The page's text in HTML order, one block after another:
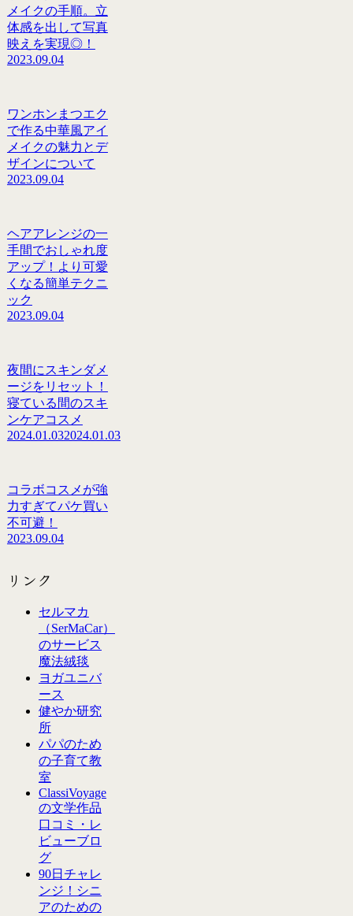
メイクの手順。立
体感を出して写真
映えを実現◎！
2023.09.04
ワンホンまつエク
で作る中華風アイ
メイクの魅力とデ
ザインについて
2023.09.04
ヘアアレンジの一
手間でおしゃれ度
アップ！より可愛
くなる簡単テクニ
ック
2023.09.04
夜間にスキンダメ
ージをリセット！
寝ている間のスキ
ンケアコスメ
2024.01.032024.01.03
コラボコスメが強
力すぎてパケ買い
不可避！
2023.09.04
リンク
セルマカ
（SerMaCar）
のサービス
魔法絨毯
ヨガユニバ
ース
健やか研究
所
パパのため
の子育て教
室
ClassiVoyage
の文学作品
口コミ・レ
ビューブロ
グ
90日チャレ
ンジ！シニ
アのための